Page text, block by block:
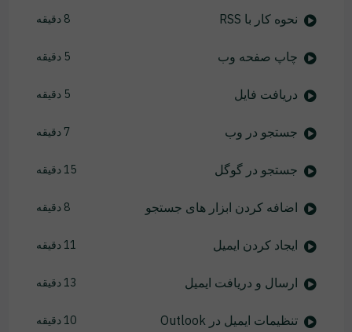
نحوه کار با RSS 8 دقیقه
چاپ صفحه وب 5 دقیقه
دریافت فایل 5 دقیقه
جستجو در وب 7 دقیقه
جستجو در گوگل 15 دقیقه
اضافه کردن ابزار های جستجو 8 دقیقه
ایجاد کردن ایمیل 11 دقیقه
ارسال و دریافت ایمیل 13 دقیقه
تنظیمات ایمیل در Outlook 10 دقیقه